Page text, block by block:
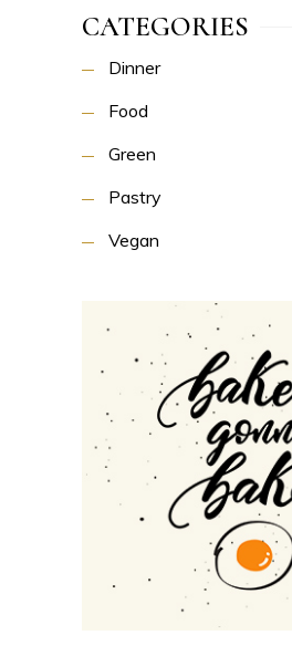
CATEGORIES
Dinner
Food
Green
Pastry
Vegan